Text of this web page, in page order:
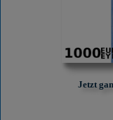
Jetzt